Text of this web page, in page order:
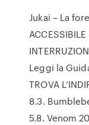
Jukai – La
Leggi la
TROVA
8.3.
5.8. Venom